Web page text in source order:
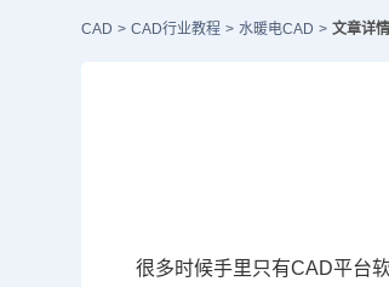
CAD > CAD行业教程 > 水暖电CAD > 文章详情
很多时候手里只有CAD平台